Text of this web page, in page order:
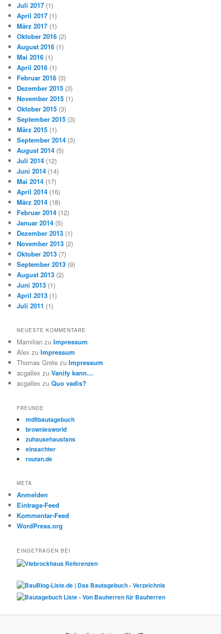
Juli 2017 (1)
April 2017 (1)
März 2017 (1)
Oktober 2016 (2)
August 2016 (1)
Mai 2016 (1)
April 2016 (1)
Februar 2016 (3)
Dezember 2015 (3)
November 2015 (1)
Oktober 2015 (3)
September 2015 (3)
März 2015 (1)
September 2014 (3)
August 2014 (5)
Juli 2014 (12)
Juni 2014 (14)
Mai 2014 (17)
April 2014 (16)
März 2014 (18)
Februar 2014 (12)
Januar 2014 (5)
Dezember 2013 (1)
November 2013 (2)
Oktober 2013 (7)
September 2013 (9)
August 2013 (2)
Juni 2013 (1)
April 2013 (1)
Juli 2011 (1)
NEUESTE KOMMENTARE
Mamilian zuImpressum
Alex zuImpressum
Thomas Grote zuImpressum
acgallex zuVanity kann…
acgallex zuQuo vadis?
FREUNDE
md9bautagebuch
browniesworld
zuhausehausfans
einsachter
routan.de
META
Anmelden
Eintrags-Feed
Kommentar-Feed
WordPress.org
EINGETRAGEN BEI